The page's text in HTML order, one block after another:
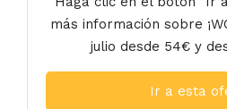
más información sobre
julio desde 54€ y
Ir a esta